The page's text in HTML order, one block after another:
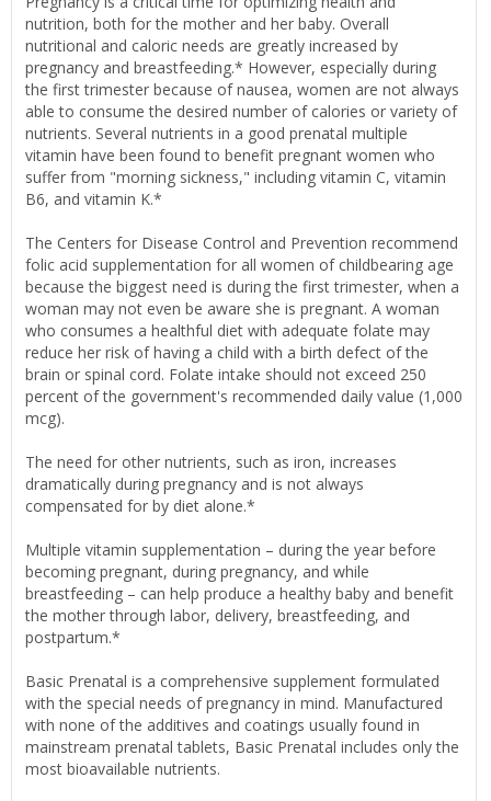
nutrition, both for the mother and her baby. Overall
nutritional and caloric needs are greatly increased by
pregnancy and breastfeeding.* However, especially during
the first trimester because of nausea, women are not always
able to consume the desired number of calories or variety of
nutrients. Several nutrients in a good prenatal multiple
vitamin have been found to benefit pregnant women who
suffer from "morning sickness," including vitamin C, vitamin
B6, and vitamin K.*
The Centers for Disease Control and Prevention recommend
folic acid supplementation for all women of childbearing age
because the biggest need is during the first trimester, when a
woman may not even be aware she is pregnant. A woman
who consumes a healthful diet with adequate folate may
reduce her risk of having a child with a birth defect of the
brain or spinal cord. Folate intake should not exceed 250
percent of the government's recommended daily value (1,000
mcg).
The need for other nutrients, such as iron, increases
dramatically during pregnancy and is not always
compensated for by diet alone.*
Multiple vitamin supplementation – during the year before
becoming pregnant, during pregnancy, and while
breastfeeding – can help produce a healthy baby and benefit
the mother through labor, delivery, breastfeeding, and
postpartum.*
Basic Prenatal is a comprehensive supplement formulated
with the special needs of pregnancy in mind. Manufactured
with none of the additives and coatings usually found in
mainstream prenatal tablets, Basic Prenatal includes only the
most bioavailable nutrients.